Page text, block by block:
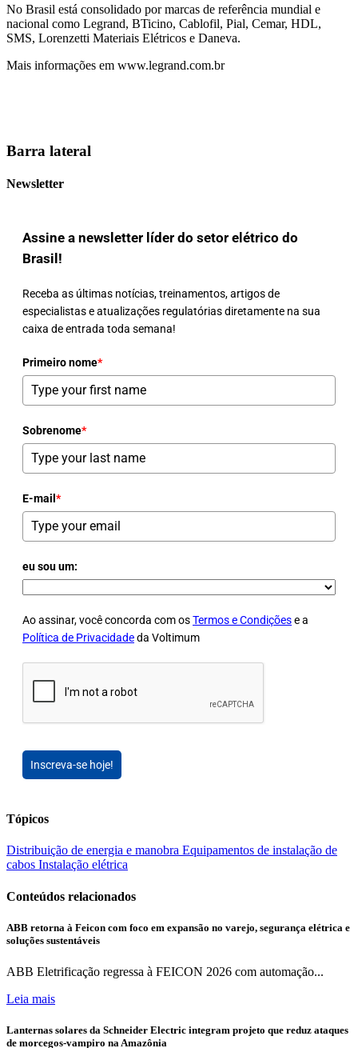
No Brasil está consolidado por marcas de referência mundial e
nacional como Legrand, BTicino, Cablofil, Pial, Cemar, HDL,
SMS, Lorenzetti Materiais Elétricos e Daneva.
Mais informações em www.legrand.com.br
Barra lateral
Newsletter
Assine a newsletter líder do setor elétrico do
Brasil!
Receba as últimas notícias, treinamentos, artigos de
especialistas e atualizações regulatórias diretamente na sua
caixa de entrada toda semana!
Primeiro nome*
Sobrenome*
E-mail *
eu sou um:
Ao assinar, você concorda com osTermos e Condiçõese a
Política de Privacidadeda Voltimum
Inscreva-se hoje!
Tópicos
Distribuição de energia e manobra Equipamentos de instalação de
cabos Instalação elétrica
Conteúdos relacionados
ABB retorna à Feicon com foco em expansão no varejo, segurança elétrica e
soluções sustentáveis
ABB Eletrificação regressa à FEICON 2026 com automação...
Leia mais
Lanternas solares da Schneider Electric integram projeto que reduz ataques
de morcegos-vampiro na Amazônia